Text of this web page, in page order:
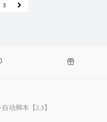
3
动脚本【2.3】